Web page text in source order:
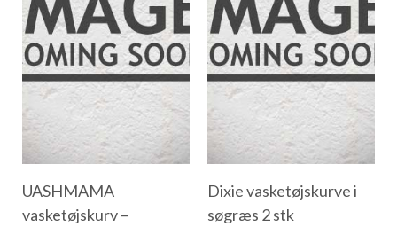
UASHMAMA
vasketøjskurv –
Dixie vasketøjskurve i
søgræs 2 stk